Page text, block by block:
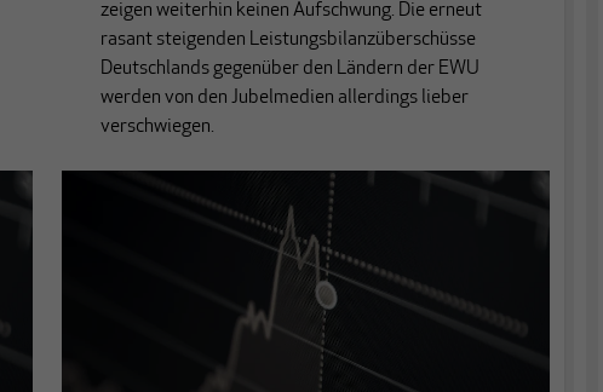
zeigen weiterhin keinen Aufschwung. Die erneut
rasant steigenden Leistungsbilanzüberschüsse
Deutschlands gegenüber den Ländern der EWU
werden von den Jubelmedien allerdings lieber
verschwiegen.